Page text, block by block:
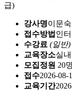
급)
강사명이문숙
접수방법 인
수강료 (일반)
교육장소실
모집정원 20
접수2026-08-
교육기간